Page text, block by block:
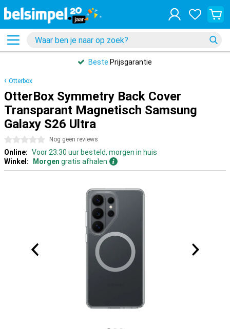
Beste Prijsgarantie
Otterbox
OtterBox Symmetry Back Cover
Transparant Magnetisch Samsung
Galaxy S26 Ultra
0 sterren Nog geen reviews
Online: Voor 23:30 uur besteld, morgen in huis
Winkel:
Morgen gratis afhalen